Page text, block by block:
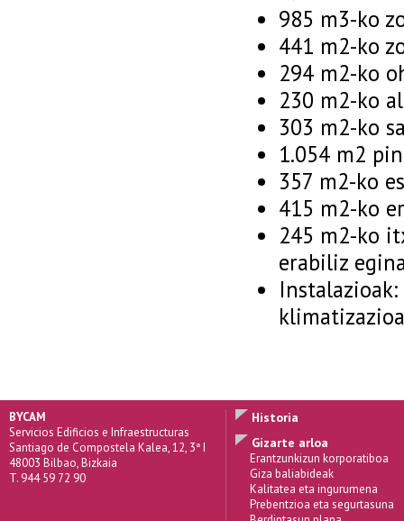
985 m3-ko
441 m2-ko
294 m2-ko
230 m2-ko
303 m2-ko
1.054 m2
357 m2-ko
415 m2-ko
245 m2-ko
erabiliz
BYCAM
Servicios Edificios e Infraestructuras
Santiago de Compostela Kalea, 12, 3ª I
48003 Bilbao, Bizkaia
T. 944 59 72 90
Historia
Gizarte arloa
Erantzunkizun korporatiboa
Giza baliabideak
Kalitatea eta ingurumena
Prebentzioa eta segurtasuna